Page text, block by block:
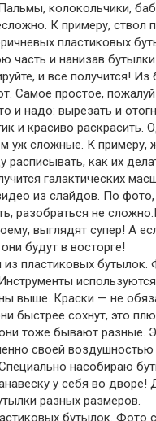
колокольчики,
К примеру, ствол
пластиковых
часть и нанизав
и всё получится! Из
Самое простое,
и надо: вырезать и
и красиво раскрасить.
уж сложные. К примеру,
расписывать, как их
галактических
из слайдов. По фото,
разобраться не
выглядят супер! А
будут в восторге!
пластиковых бутылок.
выше. Краски — не
быстрее сохнут, это
тоже бывают разные.
своей воздушностью
насобираю
у себя во
разных размеров.
бутылок. Фото